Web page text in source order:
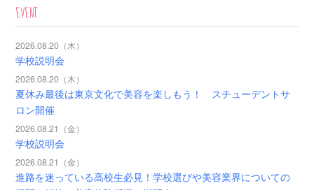
EVENT
2026.08.20（木）
学校説明会
2026.08.20（木）
夏休み最後は東京文化で美容を楽しもう！ スチューデントサ
ロン開催
2026.08.21（金）
学校説明会
2026.08.21（金）
進路を迷っている高校生必見！学校選びや美容業界についての